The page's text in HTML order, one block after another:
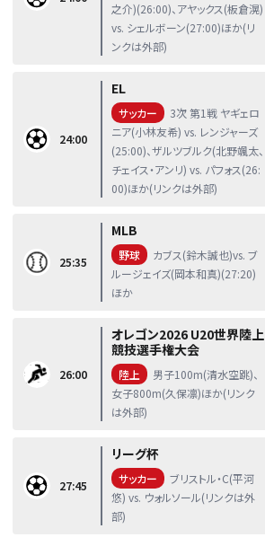
之介)(26:00)、アヤックス(板倉滉)
vs. シェルボーン(27:00)ほか(リ
ンクは外部)
24:00
EL
サッカー
3次 第1戦 ヤギェロ
ニア(小林友希) vs. レンジャーズ
(25:00)、ザルツブルク(北野颯太、
チェイス・アンリ) vs. パフォス(26:
00)ほか(リンクは外部)
25:35
MLB
野球
カブス(鈴木誠也)vs. ブ
ルージェイズ(岡本和真)(27:20)
ほか
26:00
オレゴン2026 U20世界陸上
競技選手権大会
陸上
男子100m(清水空跳)、
女子800m(久保凛)ほか(リンク
は外部)
27:45
リーグ杯
サッカー
ブリストル・C(平河
悠) vs. ウォルソール(リンクは外
部)